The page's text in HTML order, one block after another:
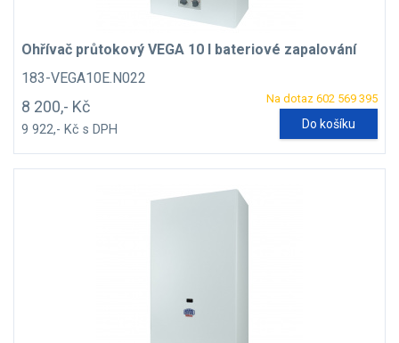
Ohřívač průtokový VEGA 10 l bateriové zapalování
183-VEGA10E.N022
Na dotaz 602 569 395
8 200,- Kč
9 922,- Kč s DPH Do košíku